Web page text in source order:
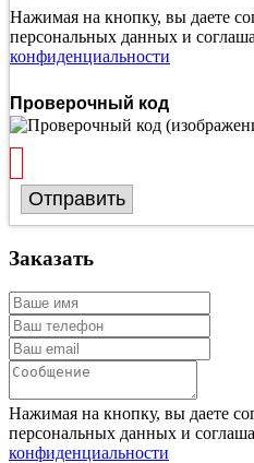
Нажимая на кнопку, вы даете
персональных данных и
конфиденциальности
Проверочный код
Отправить
Заказать
Нажимая на кнопку, вы даете
персональных данных и
конфиденциальности